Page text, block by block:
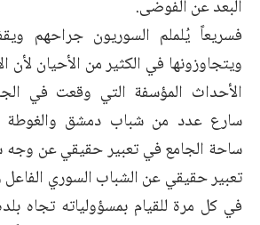
البعد عن الفوضى.
فسريعاً يُلملم السوريون جراحهم
ويتجاوزونها في الكثير من الأحيان لأن
الأحداث المؤسفة التي وقعت في
سارع عدد من شباب دمشق والغوطة
ساحة الجامع في تعبير حقيقي عن وجه
تعبير حقيقي عن الشباب السوري
في كل مرة للقيام بمسؤولياته تجاه